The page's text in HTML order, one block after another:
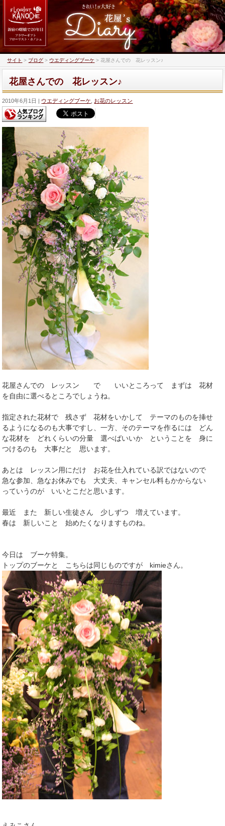
サイト > ブログ > ウエディングブーケ >花屋さんでの 花レッスン♪
花屋さんでの 花レッスン♪
2010年6月1日 ウエディングブーケ お花のレッスン
花屋さんでの レッスン で いいところって まずは 花材
を自由に選べるところでしょうね。
指定された花材で 残さず 花材をいかして テーマのものを挿せ
るようになるのも大事ですし、一方、そのテーマを作るには どん
な花材を どれくらいの分量 選べばいいか ということを 身に
つけるのも 大事だと 思います。
あとは レッスン用にだけ お花を仕入れている訳ではないので
急な参加、急なお休みでも 大丈夫、キャンセル料もかからない
っていうのが いいとこだと思います。
最近 また 新しい生徒さん 少しずつ 増えています。
春は 新しいこと 始めたくなりますものね。
今日は ブーケ特集。
トップのブーケと こちらは同じものですが kimieさん。